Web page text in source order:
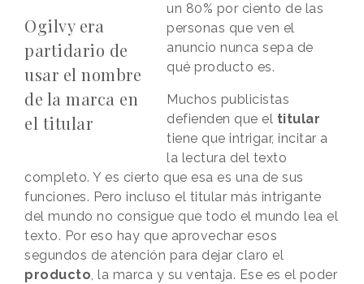
Ogilvy era
partidario de
usar el nombre
de la marca en
el titular
un 80% por ciento de las
personas que ven el
anuncio nunca sepa de
qué producto es.
Muchos publicistas
defienden que el titular
tiene que intrigar, incitar a
la lectura del texto
completo. Y es cierto que esa es una de sus
funciones. Pero incluso el titular más intrigante
del mundo no consigue que todo el mundo lea el
texto. Por eso hay que aprovechar esos
segundos de atención para dejar claro el
producto, la marca y su ventaja. Ese es el poder